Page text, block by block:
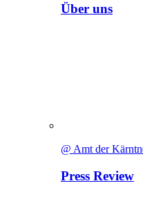
Über uns
@ Amt der
Press Review